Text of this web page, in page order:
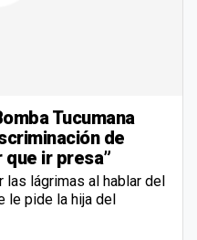
Tucumana
de
que ir presa”
las lágrimas al hablar del
le pide la hija del